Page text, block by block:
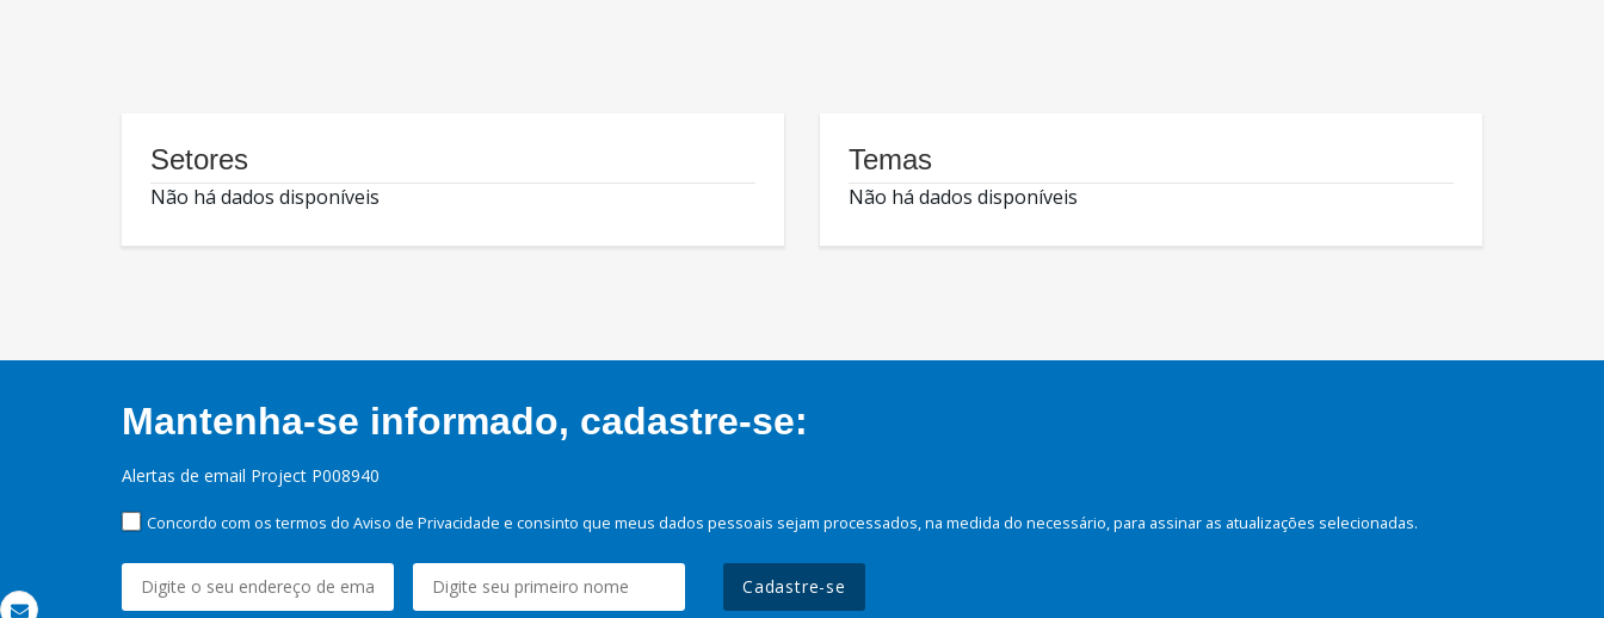
Setores
Não há dados disponíveis
Temas
Não há dados disponíveis
Mantenha-se informado, cadastre-se:
Alertas de email Project P008940
Concordo com os termos do Aviso de Privacidade e consinto que meus dados pessoais sejam processados, na medida do necessário, para assinar as atualizações selecionadas.
Cadastre-se